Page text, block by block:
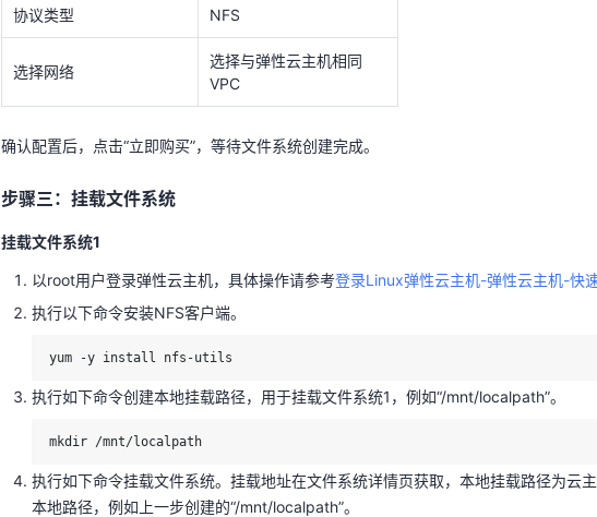
挂载文件系统1
以root用户登录弹性云主机，具体操作请参考登录Linux弹性云主机-弹性云主机-快速
执行以下命令安装NFS客户端。
yum -y install nfs-utils
本地路径，例如上一步创建的“/mnt/localpath”。
ize=1048576,timeo=600 挂载地址 本地挂载路径
挂载完成后使用df -h查看挂载情况。
挂载文件系统2
协议类型 NFS
选择网络
选择与弹性云主机相同
VPC
确认配置后，点击“立即购买”，等待文件系统创建完成。
步骤三：挂载文件系统
挂载文件系统1
以root用户登录弹性云主机，具体操作请参考登录Linux弹性云主机-弹性云主机-快
执行以下命令安装NFS客户端。
yum -y install nfs-utils
执行如下命令创建本地挂载路径，用于挂载文件系统1，例如“/mnt/localpath”。
mkdir /mnt/localpath
执行如下命令挂载文件系统。挂载地址在文件系统详情页获取，本地挂载路径为云
本地路径，例如上一步创建的“/mnt/localpath”。